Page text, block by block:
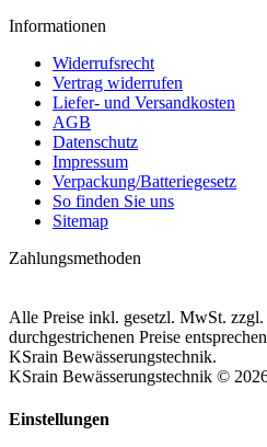
Informationen
Widerrufsrecht
Vertrag widerrufen
Liefer- und Versandkosten
AGB
Datenschutz
Impressum
Verpackung/Batteriegesetz
So finden Sie uns
Sitemap
Zahlungsmethoden
Alle Preise inkl. gesetzl. MwSt. zzgl.
durchgestrichenen Preise
KSrain Bewässerungstechnik.
KSrain Bewässerungstechnik ©
Einstellungen